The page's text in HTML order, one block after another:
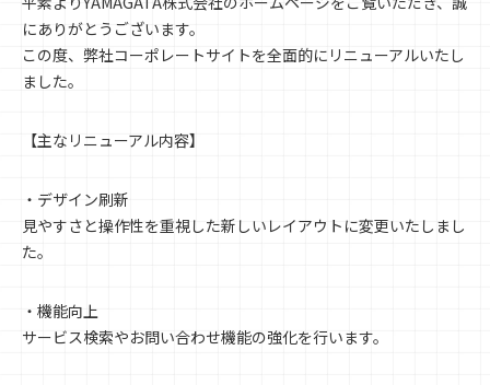
にありがとうございます。
この度、弊社コーポレートサイトを全面的にリニューアルいたし
ました。
【主なリニューアル内容】
・デザイン刷新
見やすさと操作性を重視した新しいレイアウトに変更いたしまし
た。
・機能向上
サービス検索やお問い合わせ機能の強化を行います。